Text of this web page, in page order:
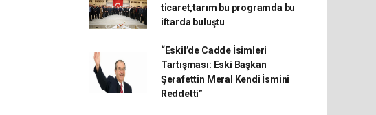
ticaret,tarım bu programda bu
iftarda buluştu
“Eskil’de Cadde İsimleri
Tartışması: Eski Başkan
Şerafettin Meral Kendi İsmini
Reddetti”